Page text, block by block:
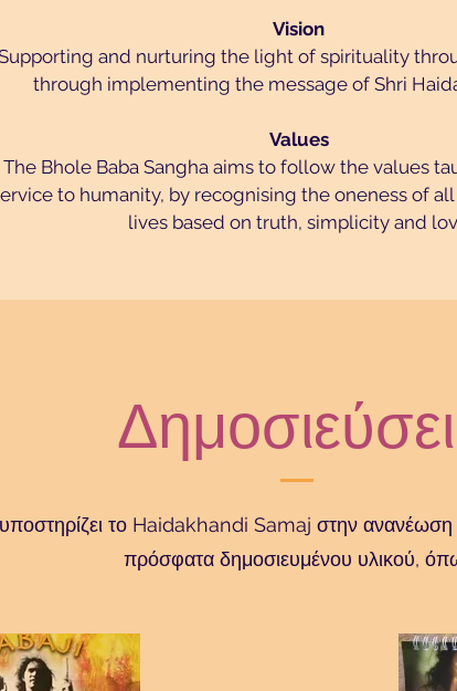
Vision
and nurturing the light of spirituality
through implementing the message of Shri
Values
The Bhole Baba Sangha aims to follow the values
to humanity, by recognising the oneness of
lives based on truth, simplicity and
το Haidakhandi Samaj στην
πρόσφατα δημοσιευμένου υλικού,